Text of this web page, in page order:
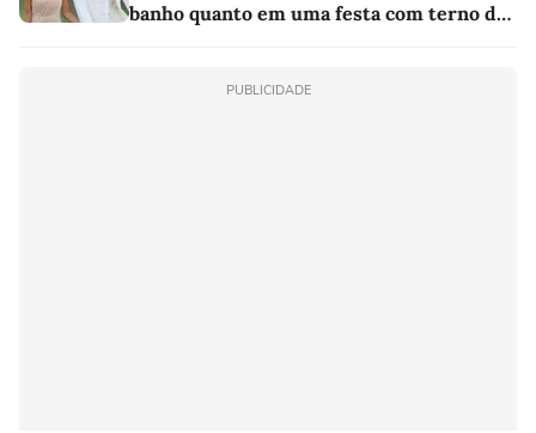
banho quanto em uma festa com terno de
PUBLICIDADE